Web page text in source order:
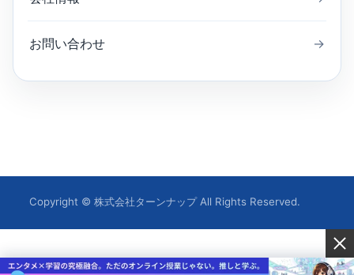
お問い合わせ →
Copyright © 株式会社ターンナップ All Rights Reserved.